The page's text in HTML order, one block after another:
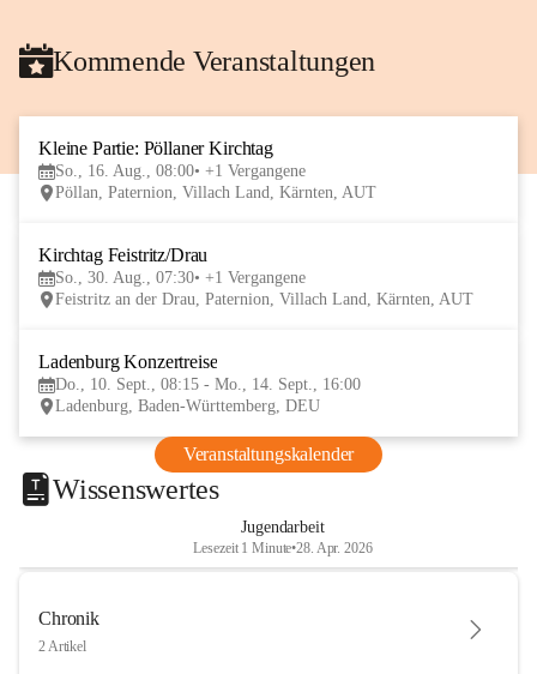
Kommende Veranstaltungen
Kleine Partie: Pöllaner Kirchtag
So., 16. Aug., 08:00 +1 Vergangene
Pöllan, Paternion, Villach Land, Kärnten, AUT
Kirchtag Feistritz/Drau
So., 30. Aug., 07:30 +1 Vergangene
Feistritz an der Drau, Paternion, Villach Land, Kärnten, AUT
Ladenburg Konzertreise
Do., 10. Sept., 08:15 - Mo., 14. Sept., 16:00
Ladenburg, Baden-Württemberg, DEU
Veranstaltungskalender
Wissenswertes
Jugendarbeit
Lesezeit 1 Minute•28. Apr. 2026
Chronik
2 Artikel